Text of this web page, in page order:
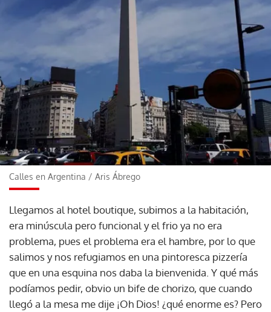
Calles en Argentina / Aris Ábrego
Llegamos al hotel boutique, subimos a la habitación,
era minúscula pero funcional y el frio ya no era
problema, pues el problema era el hambre, por lo que
salimos y nos refugiamos en una pintoresca pizzería
que en una esquina nos daba la bienvenida. Y qué más
podíamos pedir, obvio un bife de chorizo, que cuando
llegó a la mesa me dije ¡Oh Dios! ¿qué enorme es? Pero